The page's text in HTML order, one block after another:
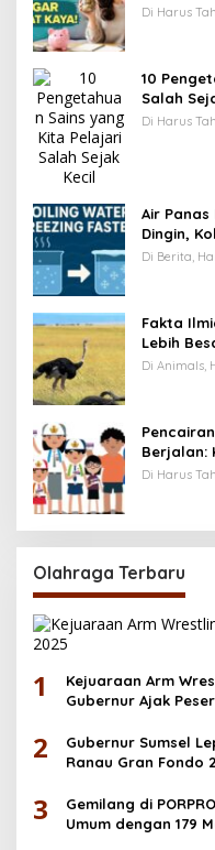
Di Harus
10
Salah
Di Harus
Air
Dingin,
Di Berita,
Fakta
Lebih
Di Animals,
Berjalan:
Di Harus
Olahraga Terbaru
1
Kejuaraan Arm
Gubernur Ajak
2
Gubernur Sumsel
Ranau Gran Fondo
3
Gemilang di
Umum dengan 179